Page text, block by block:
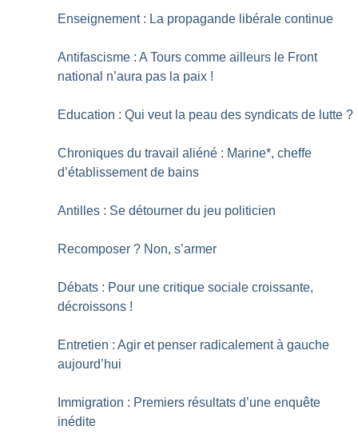
Enseignement : La propagande libérale continue
Antifascisme : A Tours comme ailleurs le Front
national n’aura pas la paix !
Education : Qui veut la peau des syndicats de lutte ?
Chroniques du travail aliéné : Marine*, cheffe
d’établissement de bains
Antilles : Se détourner du jeu politicien
Recomposer ? Non, s’armer
Débats : Pour une critique sociale croissante,
décroissons !
Entretien : Agir et penser radicalement à gauche
aujourd’hui
Immigration : Premiers résultats d’une enquête
inédite